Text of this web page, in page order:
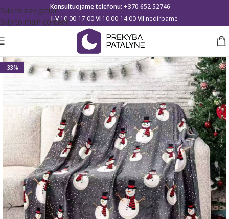
Skip to navigation
Skip to main content
Konsultuojame telefonu: +370 652 52746
I-V10.00-17.00VI 10.00-14.00VII nedirbame
-33%